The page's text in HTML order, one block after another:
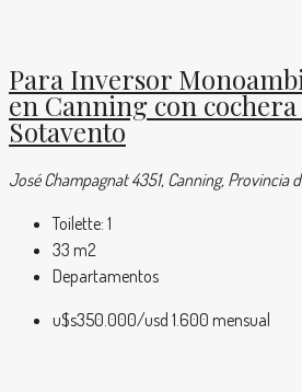
Para Inversor
en Canning con
Sotavento
José Champagnat 4351, Canning, Provincia
Toilette: 1
33 m2
Departamentos
u$s350.000/usd 1.600 mensual